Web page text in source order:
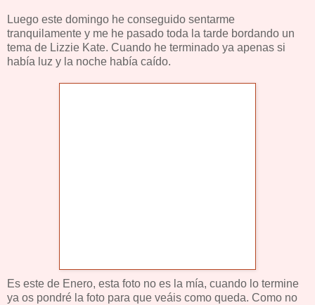
Luego este domingo he conseguido sentarme
tranquilamente y me he pasado toda la tarde bordando un
tema de Lizzie Kate. Cuando he terminado ya apenas si
había luz y la noche había caído.
Es este de Enero, esta foto no es la mía, cuando lo termine
ya os pondré la foto para que veáis como queda. Como no